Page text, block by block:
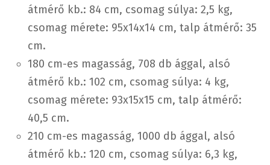
átmérő kb.: 84 cm, csomag súlya: 2,5 kg,
csomag mérete: 95x14x14 cm, talp átmérő: 35
cm.
180 cm-es magasság, 708 db ággal, alsó
átmérő kb.: 102 cm, csomag súlya: 4 kg,
csomag mérete: 93x15x15 cm, talp átmérő:
40,5 cm.
210 cm-es magasság, 1000 db ággal, alsó
átmérő kb.: 120 cm, csomag súlya: 6,3 kg,